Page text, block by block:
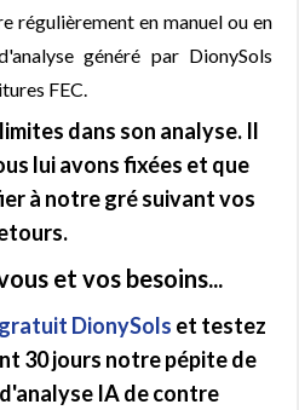
régulièrement en manuel ou en
généré par DionySols
FEC.
dans son analyse. Il
lui avons fixées et que
à notre gré suivant vos
et vos besoins...
DionySols et testez
30 jours notre pépite de
IA de contre